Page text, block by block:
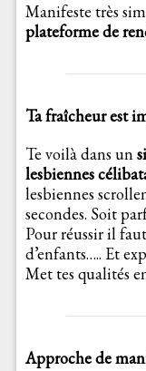
Manifeste très
plateforme de
Ta fraîcheur est
Te voilà dans un
lesbiennes
lesbiennes
secondes. Soit
Pour réussir il
d’enfants….. Et
Met tes qualités
Approche de